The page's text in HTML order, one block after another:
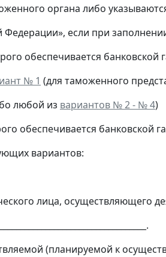
органа либо
если при
обеспечивается банковской
№ 1 (для таможенного
любой из вариантов № 2 - № 4)
обеспечивается банковской
вариантов:
лица, осуществляющего
(планируемой к